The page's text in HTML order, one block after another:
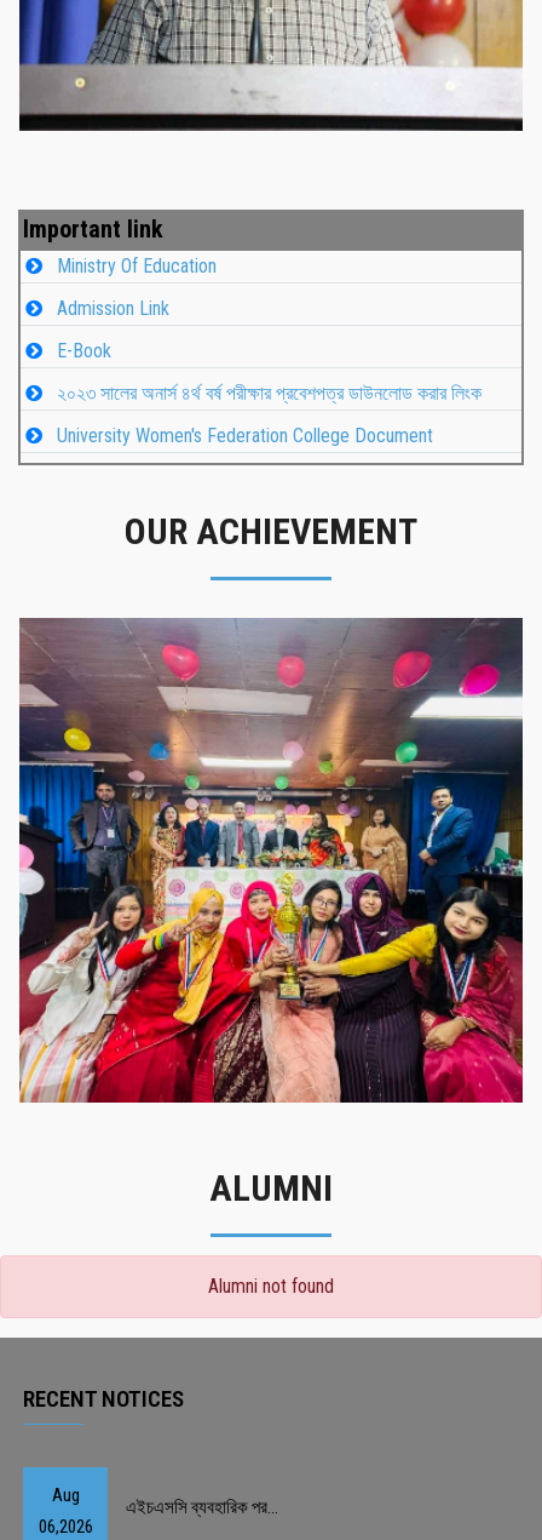
Important link
Ministry Of Education
Admission Link
E-Book
২০২৩ সালের অনার্স ৪র্থ বর্ষ পরীক্ষার প্রবেশপত্র ডাউনলোড করার লিংক
University Women's Federation College Document
OUR ACHIEVEMENT
গৌরবের মুহূর্ত
গৌরবের মুহূর্ত
ALUMNI
Alumni not found
RECENT NOTICES
Aug
06,2026
এইচএসসি ব্যবহারিক পর...